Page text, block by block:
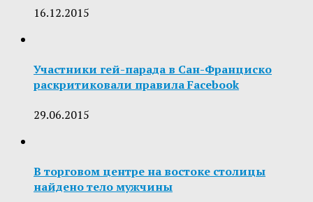
16.12.2015
Участники гей-парада в Сан-Франциско
раскритиковали правила Facebook
29.06.2015
В торговом центре на востоке столицы
найдено тело мужчины